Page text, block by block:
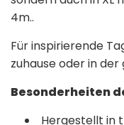
4m..
Für inspirierende
zuhause oder in
Besonderheiten
Hergestellt in